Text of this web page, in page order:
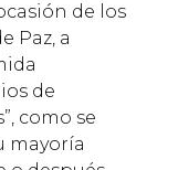
de los
Paz, a
de
como se
mayoría